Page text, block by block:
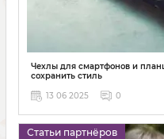
Чехлы для смартфонов и
сохранить стиль
13 06 2025
0
Статьи партнёров